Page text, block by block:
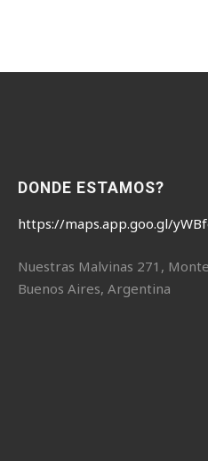
DONDE ESTAMOS?
https://maps.app.goo.gl/
Nuestras Malvinas 271,
Buenos Aires, Argentina